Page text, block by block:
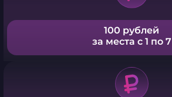
100 рублей
за места с 1 по 7